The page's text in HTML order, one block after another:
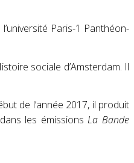
Paris-1 Panthéon-
sociale d’Amsterdam. Il
de l’année 2017, il produit
les émissionsLa Bande